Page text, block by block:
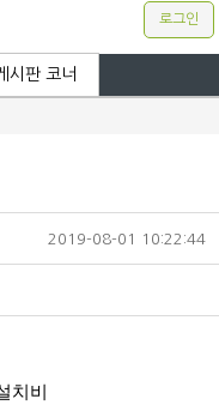
로그인
시판 코너
2019-08-01 10:22:44
치비